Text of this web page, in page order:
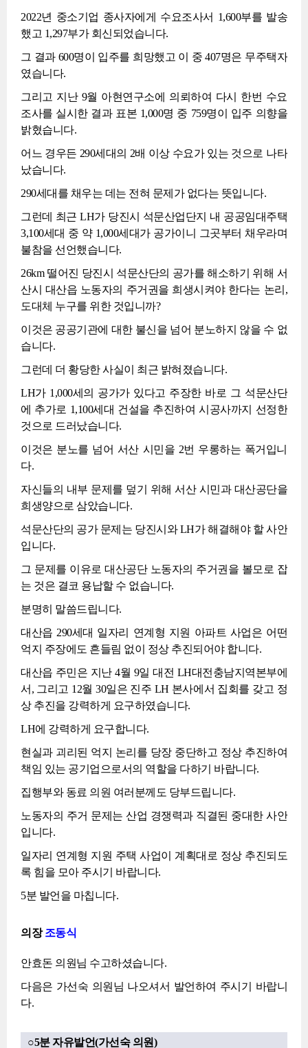
2022년 중소기업 종사자에게 수요조사서 1,600부를 발송
했고 1,297부가 회신되었습니다.
그 결과 600명이 입주를 희망했고 이 중 407명은 무주택자
였습니다.
그리고 지난 9월 아현연구소에 의뢰하여 다시 한번 수요
조사를 실시한 결과 표본 1,000명 중 759명이 입주 의향을
밝혔습니다.
어느 경우든 290세대의 2배 이상 수요가 있는 것으로 나타
났습니다.
290세대를 채우는 데는 전혀 문제가 없다는 뜻입니다.
그런데 최근 LH가 당진시 석문산업단지 내 공공임대주택
3,100세대 중 약 1,000세대가 공가이니 그곳부터 채우라며
불참을 선언했습니다.
26km 떨어진 당진시 석문산단의 공가를 해소하기 위해 서
산시 대산읍 노동자의 주거권을 희생시켜야 한다는 논리,
도대체 누구를 위한 것입니까?
이것은 공공기관에 대한 불신을 넘어 분노하지 않을 수 없
습니다.
그런데 더 황당한 사실이 최근 밝혀졌습니다.
LH가 1,000세의 공가가 있다고 주장한 바로 그 석문산단
에 추가로 1,100세대 건설을 추진하여 시공사까지 선정한
것으로 드러났습니다.
이것은 분노를 넘어 서산 시민을 2번 우롱하는 폭거입니
다.
자신들의 내부 문제를 덮기 위해 서산 시민과 대산공단을
희생양으로 삼았습니다.
석문산단의 공가 문제는 당진시와 LH가 해결해야 할 사안
입니다.
그 문제를 이유로 대산공단 노동자의 주거권을 볼모로 잡
는 것은 결코 용납할 수 없습니다.
분명히 말씀드립니다.
대산읍 290세대 일자리 연계형 지원 아파트 사업은 어떤
억지 주장에도 흔들림 없이 정상 추진되어야 합니다.
대산읍 주민은 지난 4월 9일 대전 LH대전충남지역본부에
서, 그리고 12월 30일은 진주 LH 본사에서 집회를 갖고 정
상 추진을 강력하게 요구하였습니다.
LH에 강력하게 요구합니다.
현실과 괴리된 억지 논리를 당장 중단하고 정상 추진하여
책임 있는 공기업으로서의 역할을 다하기 바랍니다.
집행부와 동료 의원 여러분께도 당부드립니다.
노동자의 주거 문제는 산업 경쟁력과 직결된 중대한 사안
입니다.
일자리 연계형 지원 주택 사업이 계획대로 정상 추진되도
록 힘을 모아 주시기 바랍니다.
5분 발언을 마칩니다.
의장조동식
안효돈 의원님 수고하셨습니다.
다음은 가선숙 의원님 나오셔서 발언하여 주시기 바랍니
다.
○5분 자유발언(가선숙 의원)